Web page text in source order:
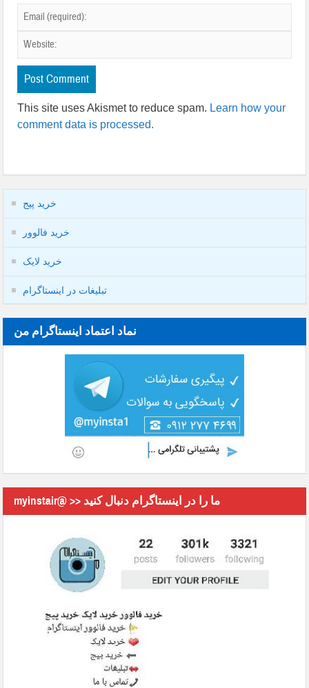
This site uses Akismet to reduce spam. Learn how your
comment data is processed.
خرید پیج
خرید فالوور
خرید لایک
تبلیغات در اینستاگرام
نماد اعتماد اینستاگرام من
myinstair@ >> ما را در اینستاگرام دنبال کنید